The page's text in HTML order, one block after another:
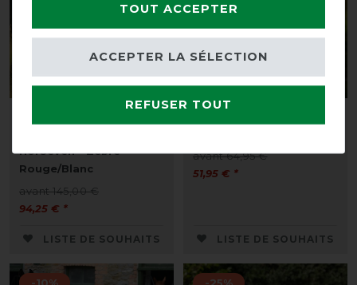
HorSeven - Zebré
Rouge/Blanc
avant 145,00 €
94,25 € *
LISTE DE SOUHAITS
avant 64,95 €
51,95 € *
LISTE DE SOUHAITS
-10% -25%
TOUT ACCEPTER
REFUSER TOUT
ACCEPTER LA SÉLECTION